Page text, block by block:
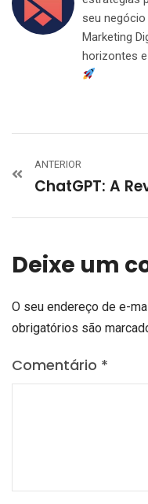
seu
Marketing
horizontes
ANTERIOR
Deixe um
O seu endereço de e-
obrigatórios são
Comentário *